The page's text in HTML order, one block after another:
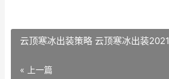
云顶寒冰出装策略 云顶寒冰出装2021
« 上一篇